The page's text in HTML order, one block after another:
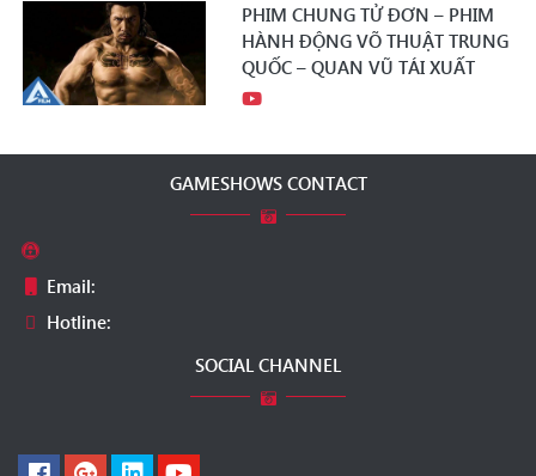
PHIM CHUNG TỬ ĐƠN – PHIM
HÀNH ĐỘNG VÕ THUẬT TRUNG
QUỐC – QUAN VŨ TÁI XUẤT
GAMESHOWS CONTACT
Email:
Hotline:
SOCIAL CHANNEL